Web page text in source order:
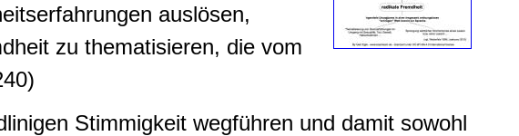
auslösen,
zu thematisieren, die vom
Stimmigkeit wegführen und damit sowohl